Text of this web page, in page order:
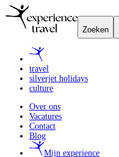
Zoeken
travel
silverjet holidays
culture
Over ons
Vacatures
Contact
Blog
Mijn experience